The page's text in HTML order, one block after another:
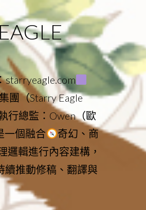
starryeagle.com
團（Starry Eagle
行總監：Owen（歐
一個融合
奇幻、商
邏輯進行內容建構，
續推動修稿、翻譯與